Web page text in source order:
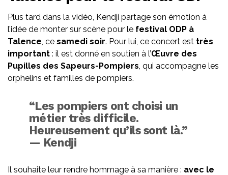
Plus tard dans la vidéo, Kendji partage son émotion à
l’idée de monter sur scène pour le festival ODP à
Talence , ce samedi soir. Pour lui, ce concert est très
important : il est donné en soutien à l’Œuvre des
Pupilles des Sapeurs-Pompiers , qui accompagne les
orphelins et familles de pompiers.
“Les pompiers ont choisi un
métier très difficile.
Heureusement qu’ils sont là.”
— Kendji
Il souhaite leur rendre hommage à sa manière : avec le